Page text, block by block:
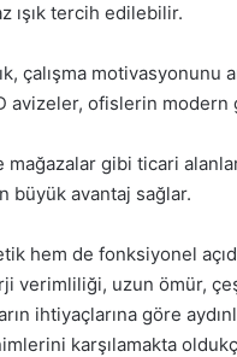
ışık tercih edilebilir.
çalışma motivasyonunu
avizeler, ofislerin
gibi ticari
büyük avantaj sağlar.
hem de fonksiyonel
verimliliği, uzun ömür,
ihtiyaçlarına göre
karşılamakta